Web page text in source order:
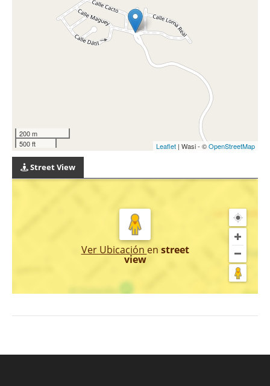
200 m
500 ft
Leaflet | Wasi - ©OpenStreetMap
Street View
Ver Ubicación en street
view